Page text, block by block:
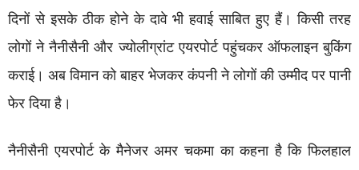
दिनों से इसके ठीक होने के दावे भी हवाई साबित हुए हैं। किसी तरह
लोगों ने नैनीसैनी और ज्योलीग्रांट एयरपोर्ट पहुंचकर ऑफलाइन बुकिंग
कराई। अब विमान को बाहर भेजकर कंपनी ने लोगों की उम्मीद पर पानी
फेर दिया है।
नैनीसैनी एयरपोर्ट के मैनेजर अमर चकमा का कहना है कि फिलहाल